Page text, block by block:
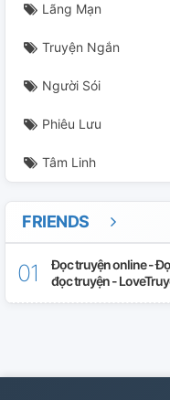
Lãng Mạn
Truyện Ngắn
Người Sói
Phiêu Lưu
Tâm Linh
FRIENDS
Đọc truyện online -
đọc truyện -